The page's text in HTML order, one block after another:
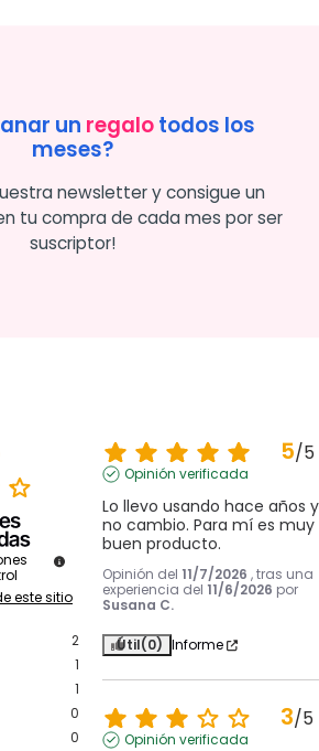
un regalotodos los
meses?
newsletter y consigue un
tu compra de cada mes por ser
suscriptor!
este sitio
2
1
1
0
0
5/5
Opinión verificada
Lo llevo usando hace años y
no cambio. Para mí es muy
buen producto.
Opinión del 11/7/2026 , tras una
experiencia del 11/6/2026 por
Susana C.
Útil(0) Informe
3/5
Opinión verificada